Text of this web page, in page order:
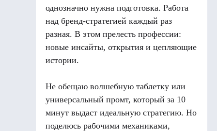
однозначно нужна подготовка. Работа
над бренд-стратегией каждый раз
разная. В этом прелесть профессии:
новые инсайты, открытия и цепляющие
истории.
Не обещаю волшебную таблетку или
универсальный промт, который за 10
минут выдаст идеальную стратегию. Но
поделюсь рабочими механиками,